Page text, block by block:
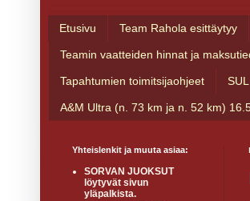
Etusivu Team Rahola esittäytyy
Teamin vaatteiden hinnat ja
Tapahtumien toimitsijaohjeet
A&M Ultra (n. 73 km ja n. 52 km)
Yhteislenkit ja muuta asiaa:
SORVAN JUOKSUT
löytyvät sivun
yläpalkista.